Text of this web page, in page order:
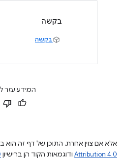
בקשה
בקשה
המידע עזר
אלא אם צוין אחרת, התוכן של דף זה הוא
Attribution 4.0 ודוגמאות הקוד הן ברישיון